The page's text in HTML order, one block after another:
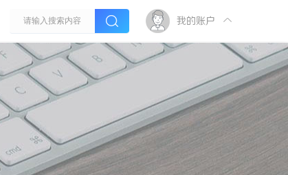
我的账户